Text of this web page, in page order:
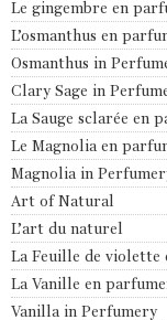
Le gingembre en
L’osmanthus en
Osmanthus in
Clary Sage in
La Sauge sclarée en
Le Magnolia en
Magnolia in
Art of Natural
L’art du naturel
La Feuille de violette
La Vanille en
Vanilla in Perfumery